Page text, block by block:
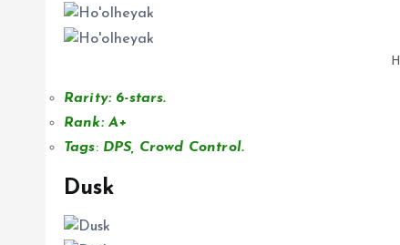
Rarity: 6-stars.
Rank: A+
Tags: DPS, Crowd Control.
Dusk